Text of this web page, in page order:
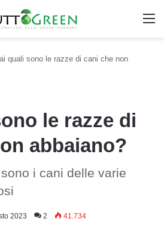
quali sono le razze di cani che non
le razze di
abbaiano?
i cani delle varie
2023 2 41.734